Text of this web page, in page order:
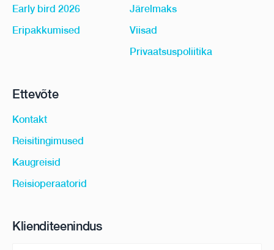
Early bird 2026
Eripakkumised
Järelmaks
Viisad
Privaatsuspoliitika
Ettevõte
Kontakt
Reisitingimused
Kaugreisid
Reisioperaatorid
Klienditeenindus